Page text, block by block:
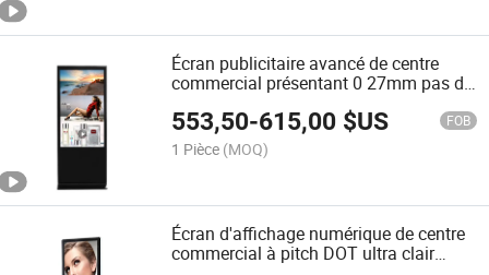
Écran publicitaire avancé de centre
commercial présentant 0 27mm pas de
553,50-615,00 $US FOB
1 Pièce (MOQ)
Écran d'affichage numérique de centre
commercial à pitch DOT ultra clair